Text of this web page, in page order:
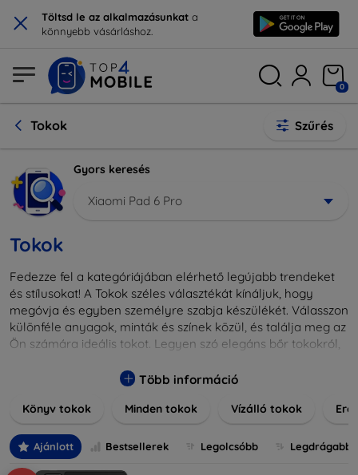
× Töltsd le az alkalmazásunkat a
könnyebb vásárláshoz.
0
Tokok Szűrés
Gyors keresés
Xiaomi Pad 6 Pro
Tokok
Fedezze fel a kategóriájában elérhető legújabb trendeket
és stílusokat! A Tokok széles választékát kínáljuk, hogy
megóvja és egyben személyre szabja készülékét. Válasszon
különféle anyagok, minták és színek közül, és találja meg az
Ön számára ideális tokot. Legyen szó elegáns bőr tokokról,
nálunk mindenki megtalálja a stílusához leginkább illő
különlegesebbé eszközeit a tökéletes tokkal!
Több információ
Könyv tokok Minden tokok Vízálló tokok
Ajánlott Bestsellerek Legolcsóbb Legdrágabb